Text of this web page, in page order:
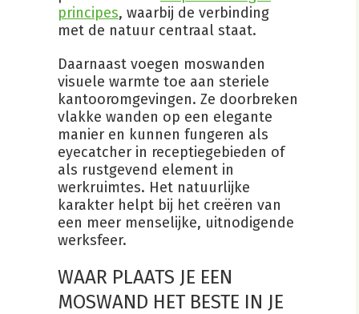
principes, waarbij de verbinding
met de natuur centraal staat.
Daarnaast voegen moswanden
visuele warmte toe aan steriele
kantooromgevingen. Ze doorbreken
vlakke wanden op een elegante
manier en kunnen fungeren als
eyecatcher in receptiegebieden of
als rustgevend element in
werkruimtes. Het natuurlijke
karakter helpt bij het creëren van
een meer menselijke, uitnodigende
werksfeer.
WAAR PLAATS JE EEN
MOSWAND HET BESTE IN JE